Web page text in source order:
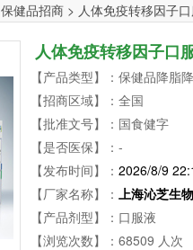
保健品招商 > 人体免疫转移因子
人体免疫转移因子口
【产品类型】：保健品降脂
【招商区域】：全国
【批准文号】：国食健字
【是否医保】：-
【发布时间】： 2026/8/9
【厂家名称】： 上海沁芝生
【产品剂型】：口服液
【浏览次数】：68509 人次